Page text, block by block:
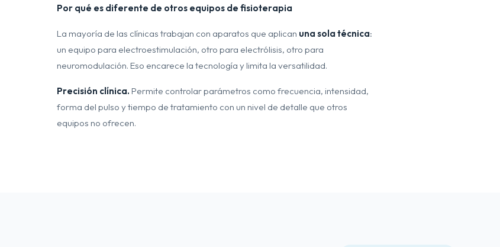
Por qué es diferente de otros equipos de fisioterapia
La mayoría de las clínicas trabajan con aparatos que aplican una sola técnica:
un equipo para electroestimulación, otro para electrólisis, otro para
neuromodulación. Eso encarece la tecnología y limita la versatilidad.
Precisión clínica. Permite controlar parámetros como frecuencia, intensidad,
forma del pulso y tiempo de tratamiento con un nivel de detalle que otros
equipos no ofrecen.